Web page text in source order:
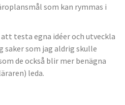
som kan rymmas i
testa egna idéer och utveckla
saker som jag aldrig skulle
de också blir mer benägna
leda.